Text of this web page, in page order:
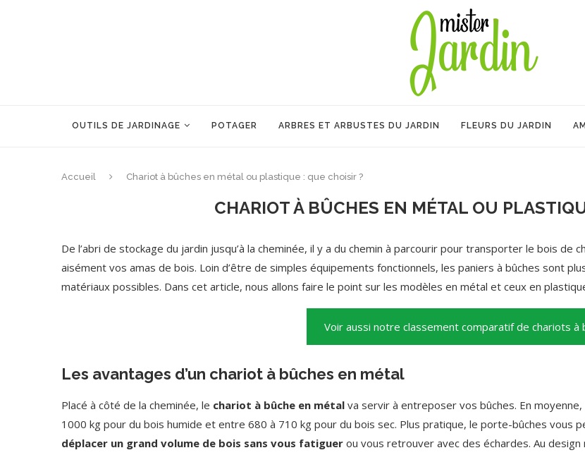
OUTILS DE JARDINAGE POTAGER ARBRES ET ARBUSTES DU JARDIN FLEURS DU JARDIN
Accueil Chariot à bûches en métal ou plastique : que choisir ?
CHARIOT À BÛCHES EN MÉTAL OU
De l’abri de stockage du jardin jusqu’à la cheminée, il y a du chemin à parcourir pour transporter le bois de
aisément vos amas de bois. Loin d’être de simples équipements fonctionnels, les paniers à bûches sont
matériaux possibles. Dans cet article, nous allons faire le point sur les modèles en métal et ceux en
Voir aussi notre classement comparatif de chariots à
Les avantages d’un chariot à bûches en métal
Placé à côté de la cheminée, le chariot à bûche en métal va servir à entreposer vos bûches. En
1000 kg pour du bois humide et entre 680 à 710 kg pour du bois sec. Plus pratique, le porte-bûches vous
déplacer un grand volume de bois sans vous fatiguer ou vous retrouver avec des échardes. Au